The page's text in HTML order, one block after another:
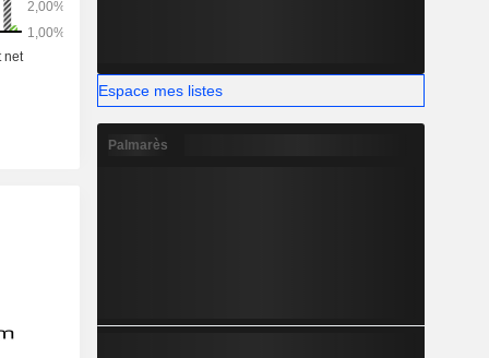
Espace mes listes
Palmarès